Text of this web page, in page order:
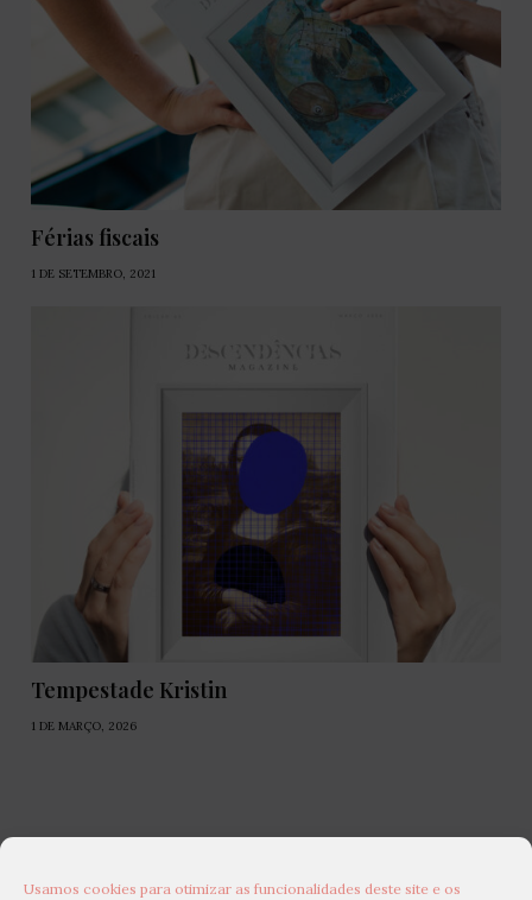
Usamos cookies para otimizar as funcionalidades deste site e os
Férias fiscais
1 DE SETEMBRO, 2021
Tempestade Kristin
1 DE MARÇO, 2026